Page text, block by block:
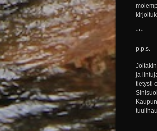
***
p.p.s.
ja
tietysti